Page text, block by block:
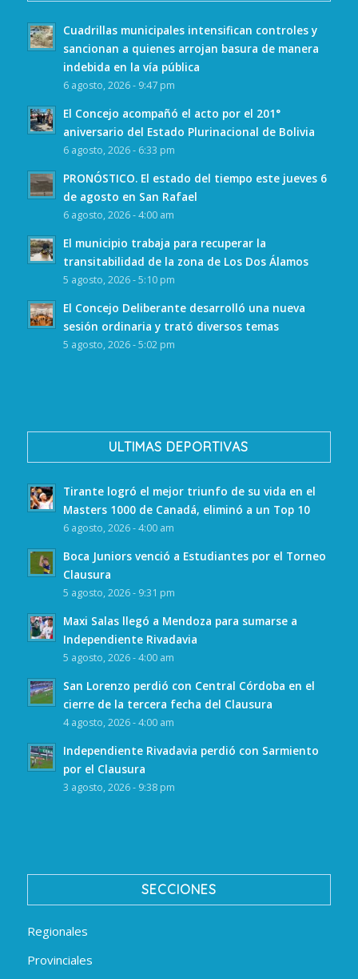
Cuadrillas municipales intensifican controles y
sancionan a quienes arrojan basura de manera
indebida en la vía pública
6 agosto, 2026 - 9:47 pm
El Concejo acompañó el acto por el 201°
aniversario del Estado Plurinacional de Bolivia
6 agosto, 2026 - 6:33 pm
PRONÓSTICO. El estado del tiempo este jueves 6
de agosto en San Rafael
6 agosto, 2026 - 4:00 am
El municipio trabaja para recuperar la
transitabilidad de la zona de Los Dos Álamos
5 agosto, 2026 - 5:10 pm
El Concejo Deliberante desarrolló una nueva
sesión ordinaria y trató diversos temas
5 agosto, 2026 - 5:02 pm
ULTIMAS DEPORTIVAS
Tirante logró el mejor triunfo de su vida en el
Masters 1000 de Canadá, eliminó a un Top 10
6 agosto, 2026 - 4:00 am
Boca Juniors venció a Estudiantes por el Torneo
Clausura
5 agosto, 2026 - 9:31 pm
Maxi Salas llegó a Mendoza para sumarse a
Independiente Rivadavia
5 agosto, 2026 - 4:00 am
San Lorenzo perdió con Central Córdoba en el
cierre de la tercera fecha del Clausura
4 agosto, 2026 - 4:00 am
Independiente Rivadavia perdió con Sarmiento
por el Clausura
3 agosto, 2026 - 9:38 pm
SECCIONES
Regionales
Provinciales